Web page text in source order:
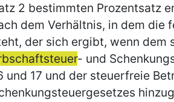
2 bestimmten Prozentsatz
dem Verhältnis, in dem die
der sich ergibt, wenn dem
- und
und 17 und der steuerfreie